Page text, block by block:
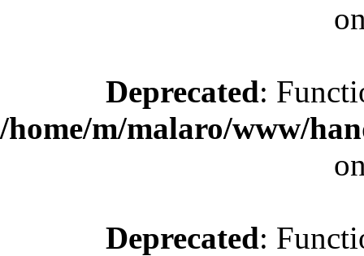
Deprecated:
/home/m/malaro/www/
Deprecated: